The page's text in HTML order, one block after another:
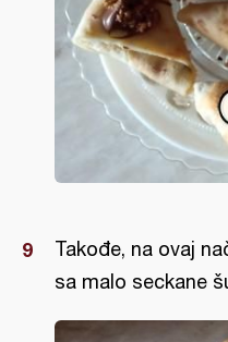
Takođe, na ovaj
sa malo seckane